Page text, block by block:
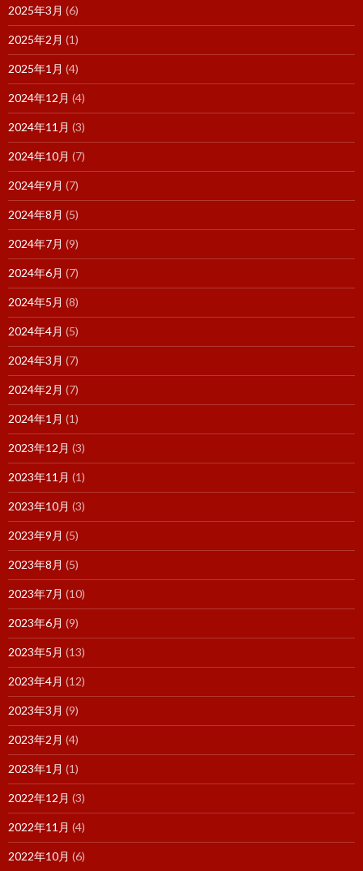
2025年3月 (6)
2025年2月 (1)
2025年1月 (4)
2024年12月 (4)
2024年11月 (3)
2024年10月 (7)
2024年9月 (7)
2024年8月 (5)
2024年7月 (9)
2024年6月 (7)
2024年5月 (8)
2024年4月 (5)
2024年3月 (7)
2024年2月 (7)
2024年1月 (1)
2023年12月 (3)
2023年11月 (1)
2023年10月 (3)
2023年9月 (5)
2023年8月 (5)
2023年7月 (10)
2023年6月 (9)
2023年5月 (13)
2023年4月 (12)
2023年3月 (9)
2023年2月 (4)
2023年1月 (1)
2022年12月 (3)
2022年11月 (4)
2022年10月 (6)